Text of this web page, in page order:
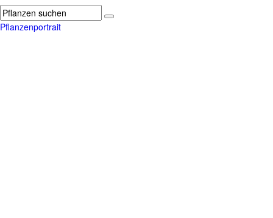
Pflanzenportrait